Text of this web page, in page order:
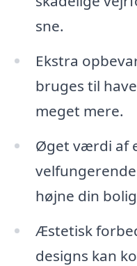
sne.
Ekstra
bruges til
meget mere.
Øget værdi af
højne din
Æstetisk
designs kan